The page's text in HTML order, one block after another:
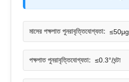
মাসের পক্ষপাত পুনরাবৃত্তিযোগ্যতা: ≤50μg
পক্ষপাত পুনরাবৃত্তিযোগ্যতা: ≤0.3°/ঘন্টা